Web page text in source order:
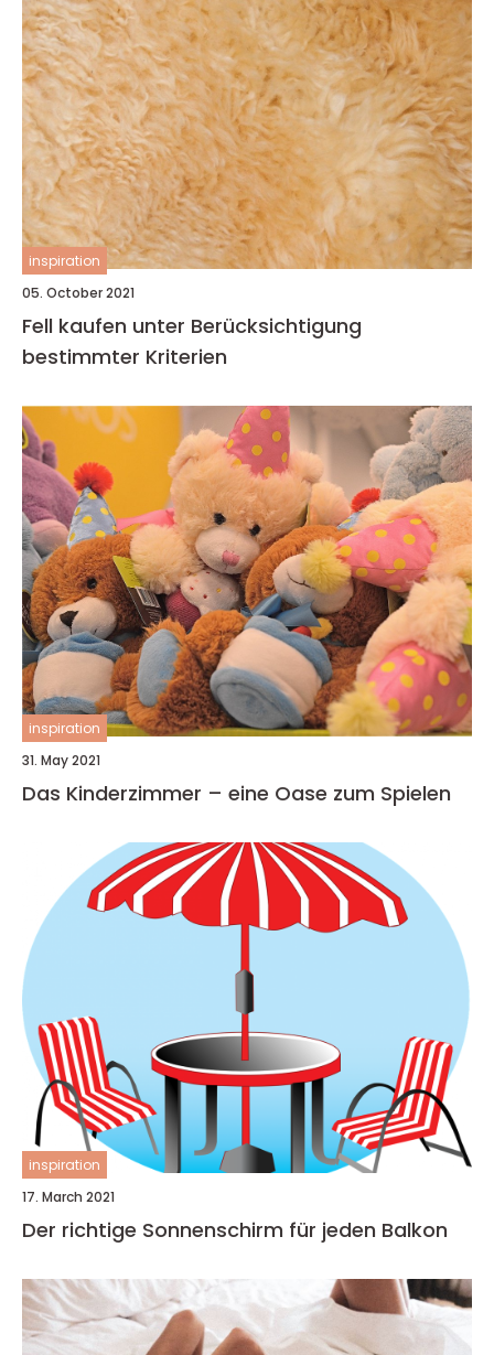
inspiration
05. October 2021
Fell kaufen unter Berücksichtigung
bestimmter Kriterien
inspiration
31. May 2021
Das Kinderzimmer – eine Oase zum Spielen
inspiration
17. March 2021
Der richtige Sonnenschirm für jeden Balkon